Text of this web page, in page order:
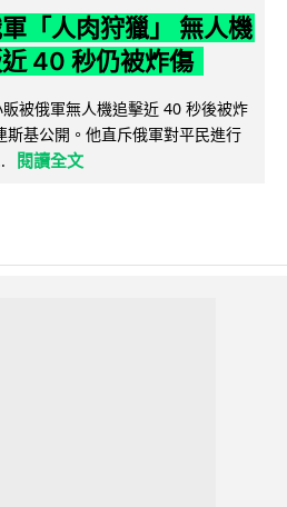
「人肉狩獵」 無人機
40 秒仍被炸傷
被俄軍無人機追擊近 40 秒後被炸
斯基公開。他直斥俄軍對平民進行
閱讀全文